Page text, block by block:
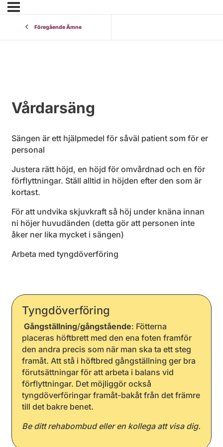
Föregående Ämne
Vårdarsäng
Sängen är ett hjälpmedel för såväl patient som för er
personal
Justera rätt höjd, en höjd för omvårdnad och en för
förflyttningar. Ställ alltid in höjden efter den som är
kortast.
För att undvika skjuvkraft så höj under knäna innan
ni höjer huvudänden (detta gör att personen inte
åker ner lika mycket i sängen)
Arbeta med tyngdöverföring
Tyngdöverföring
Gångställning/gångstående: Fötterna
placeras höftbrett med den ena foten framför
den andra precis som när man ska ta ett steg
framåt. Att stå i höftbred gångställning ger bra
förutsättningar för att arbeta i balans vid
förflyttningar. Det möjliggör också
tyngdöverföringar framåt-bakåt från det främre
till det bakre benet.
Be ditt rehabombud eller en kollega att visa dig.